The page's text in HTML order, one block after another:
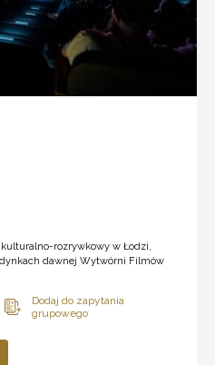
rozrywkowy w Łodzi,
dawnej Wytwórni Filmów